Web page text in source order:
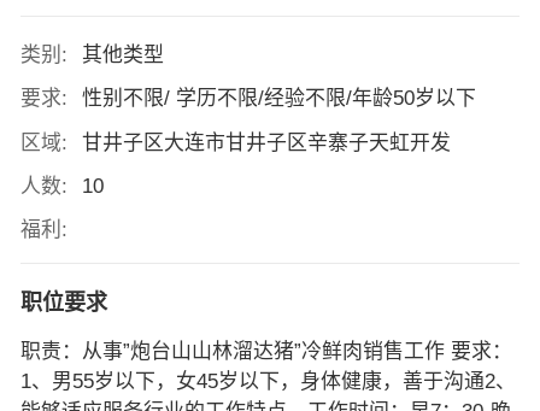
类别:
其他类型
要求:
性别不限/ 学历不限/经验不限/年龄50岁以下
区域:
甘井子区大连市甘井子区辛寨子天虹开发
人数:
10
福利:
职位要求
职责：从事”炮台山山林溜达猪”冷鲜肉销售工作 要求：
1、男55岁以下，女45岁以下，身体健康，善于沟通2、